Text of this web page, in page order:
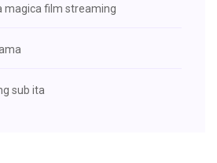
magica film streaming
sub ita